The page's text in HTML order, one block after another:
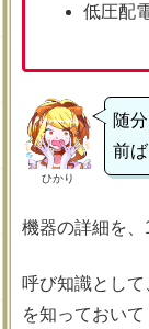
低圧配
ひかり
随
前
機器の詳細を、
呼び知識とし
を知っておいて